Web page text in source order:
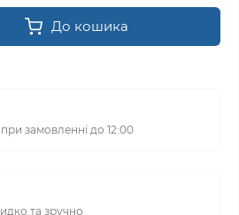
До кошика
замовленні до 12:00
та зручно